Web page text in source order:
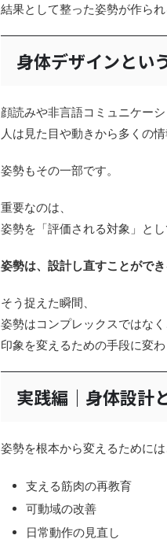
結果として整った姿勢が作られ
身体デザインとい
顔読みや非言語コミュニケーシ
人は見た目や動きから多くの
姿勢もその一部です。
重要なのは、
姿勢を「評価される対象」とし
姿勢は、設計し直すことができ
そう捉えた瞬間、
姿勢はコンプレックスではなく
印象を変えるための手段に変わ
実践編｜身体設計
姿勢を根本から変えるためには
支える筋肉の再教育
可動域の改善
日常動作の見直し